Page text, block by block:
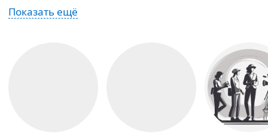
Показать ещё